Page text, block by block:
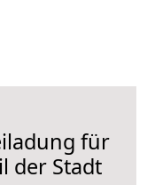
für
der Stadt